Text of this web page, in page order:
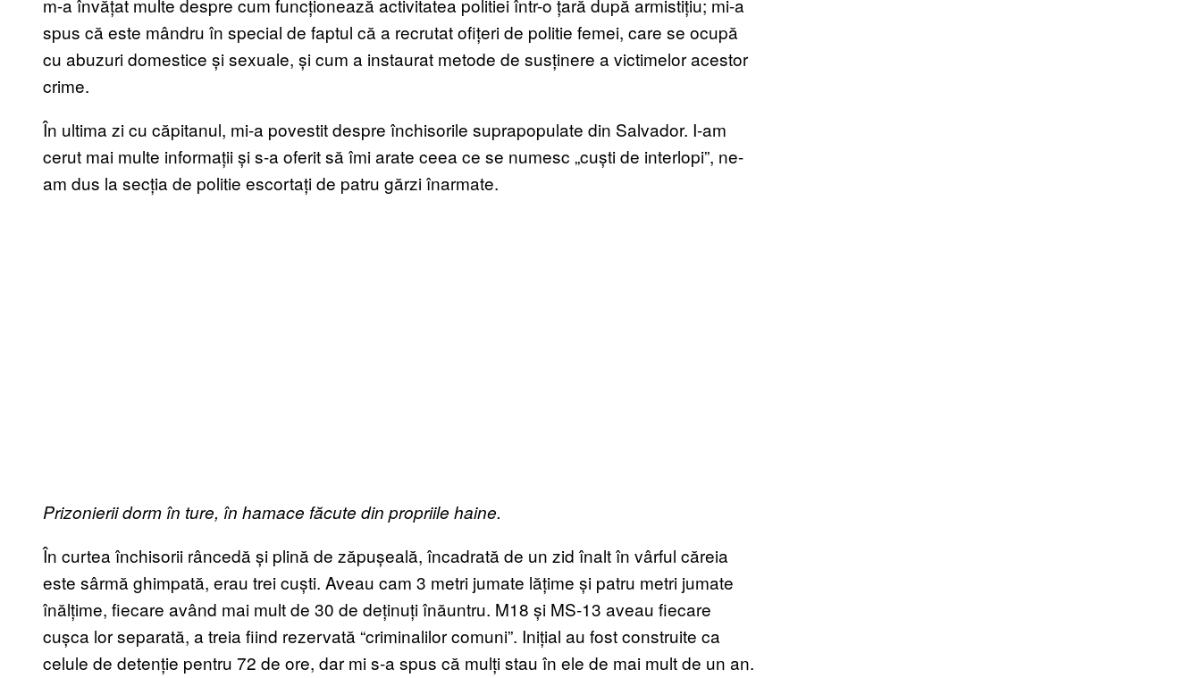
m-a învățat multe despre cum funcționează activitatea politiei într-o țară după armistițiu; mi-a
spus că este mândru în special de faptul că a recrutat ofițeri de politie femei, care se ocupă
cu abuzuri domestice și sexuale, și cum a instaurat metode de susținere a victimelor acestor
crime.
În ultima zi cu căpitanul, mi-a povestit despre închisorile suprapopulate din Salvador. I-am
cerut mai multe informații și s-a oferit să îmi arate ceea ce se numesc „cuști de interlopi”, ne-
am dus la secția de politie escortați de patru gărzi înarmate.
Prizonierii dorm în ture, în hamace făcute din propriile haine.
În curtea închisorii râncedă și plină de zăpușeală, încadrată de un zid înalt în vârful căreia
este sârmă ghimpată, erau trei cuști. Aveau cam 3 metri jumate lățime și patru metri jumate
înălțime, fiecare având mai mult de 30 de deținuți înăuntru. M18 și MS-13 aveau fiecare
cușca lor separată, a treia fiind rezervată “criminalilor comuni”. Inițial au fost construite ca
celule de detenție pentru 72 de ore, dar mi s-a spus că mulți stau în ele de mai mult de un an.